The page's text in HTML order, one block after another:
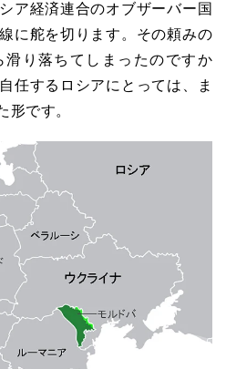
ア経済連合のオブザーバー国
に舵を切ります。その頼みの
滑り落ちてしまったのですか
任するロシアにとっては、ま
形です。